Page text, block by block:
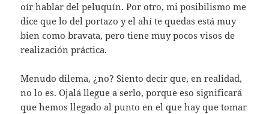
oír hablar del peluquín. Por otro, mi posibilismo me
dice que lo del portazo y el ahí te quedas está muy
bien como bravata, pero tiene muy pocos visos de
realización práctica.
Menudo dilema, ¿no? Siento decir que, en realidad,
no lo es. Ojalá llegue a serlo, porque eso significará
que hemos llegado al punto en el que hay que tomar